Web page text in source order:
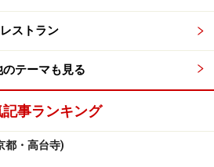
ように開き、目にも鮮やかで豪華
段は季節感を大事にした15種類の
、実に手抜きが感じられない。素
いることが、一口ごとにひしひ
ストラン
のテーマも見る
記事ランキング
都・高台寺)